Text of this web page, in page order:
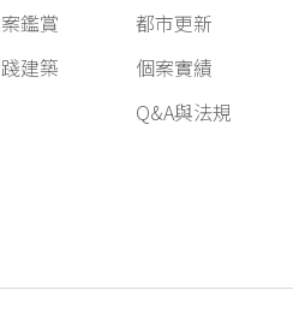
鑑賞
建築
都市更新
個案實績
Q&A與法規